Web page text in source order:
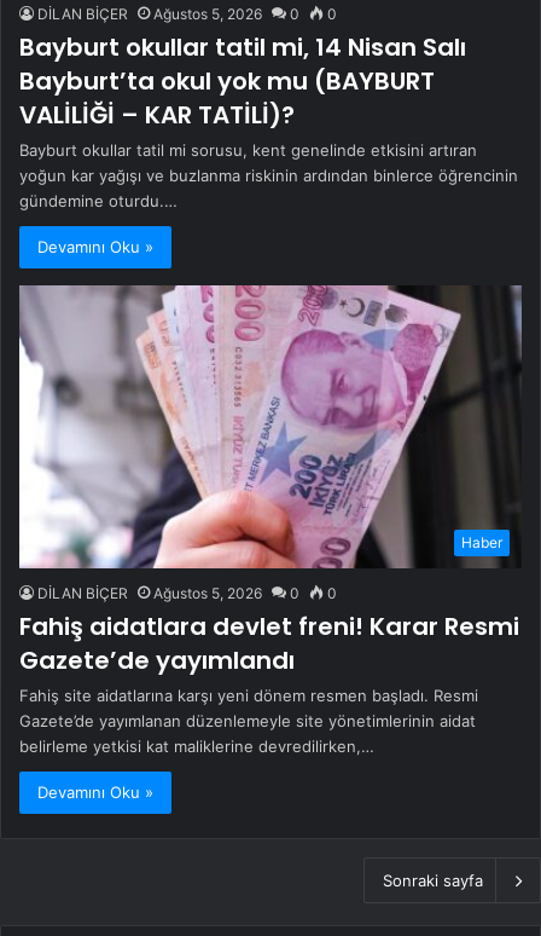
DİLAN BİÇER Ağustos 5, 2026 0 0
Bayburt okullar tatil mi, 14 Nisan Salı
Bayburt’ta okul yok mu (BAYBURT
VALİLİĞİ – KAR TATİLİ)?
Bayburt okullar tatil mi sorusu, kent genelinde etkisini artıran
yoğun kar yağışı ve buzlanma riskinin ardından binlerce öğrencinin
gündemine oturdu.…
Devamını Oku »
Haber
DİLAN BİÇER Ağustos 5, 2026 0 0
Fahiş aidatlara devlet freni! Karar Resmi
Gazete’de yayımlandı
Fahiş site aidatlarına karşı yeni dönem resmen başladı. Resmi
Gazete’de yayımlanan düzenlemeyle site yönetimlerinin aidat
belirleme yetkisi kat maliklerine devredilirken,…
Devamını Oku »
Sonraki sayfa